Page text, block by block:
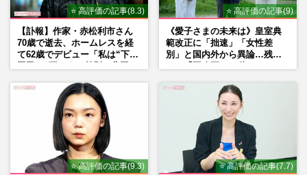
⭐ 高評価の記事(8.3)
【訃報】作家・赤松利市さん
70歳で逝去、ホームレスを経
て62歳でデビュー「私は“下級
⭐ 高評価の記事(9)
《愛子さまの未来は》皇室典
範改正に「拙速」「女性差
別」と国内外から異論…残さ
⭐ 高評価の記事(9.3) ⭐ 高評価の記事(7.7)